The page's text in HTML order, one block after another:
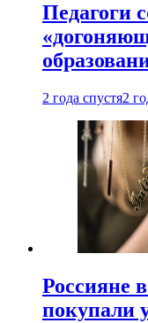
Педагоги
2 года спустя2
Россияне
покупали